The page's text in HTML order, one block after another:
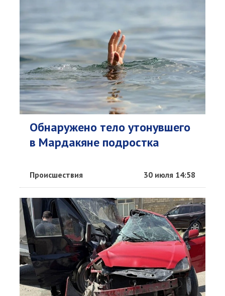
Обнаружено тело утонувшего
в Мардакяне подростка
Происшествия 30 июля 14:58